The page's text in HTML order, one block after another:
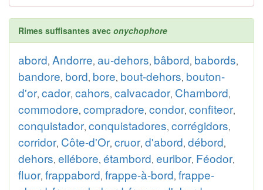
Rimes suffisantes avec onychophore
abord, Andorre, au-dehors, bâbord, babords,
bandore, bord, bore, bout-dehors, bouton-
d'or, cador, cahors, calvacador, Chambord,
commodore, compradore, condor, confiteor,
conquistador, conquistadores, corrégidors,
corridor, Côte-d'Or, cruor, d'abord, débord,
dehors, ellébore, étambord, euribor, Féodor,
fluor, frappabord, frappe-à-bord, frappe-